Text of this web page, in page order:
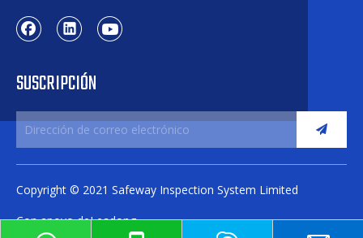
SUSCRIPCIÓN
Copyright © 2021 Safeway Inspection System Limited
Con apoyo deLeadong.